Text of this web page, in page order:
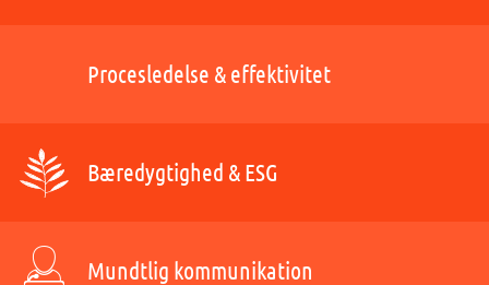
Procesledelse & effektivitet
Bæredygtighed & ESG
Mundtlig kommunikation